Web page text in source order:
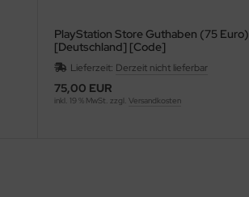
PlayStation Store Guthaben (75 Euro)
[Deutschland] [Code]
Lieferzeit: Derzeit nicht lieferbar
75,00 EUR
inkl. 19 % MwSt. zzgl. Versandkosten